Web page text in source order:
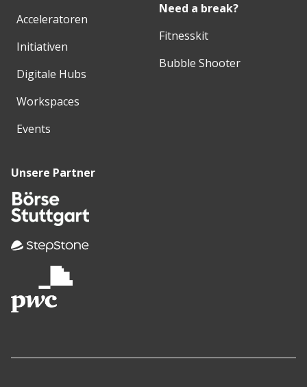
Acceleratoren
Initiativen
Digitale Hubs
Workspaces
Events
Need a break?
Fitnesskit
Bubble Shooter
Unsere Partner